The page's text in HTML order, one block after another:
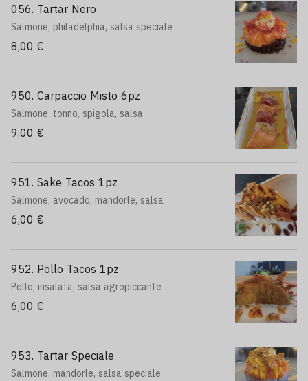
056. Tartar Nero
Salmone, philadelphia, salsa speciale
8,00 €
950. Carpaccio Misto 6pz
Salmone, tonno, spigola, salsa
9,00 €
951. Sake Tacos 1pz
Salmone, avocado, mandorle, salsa
6,00 €
952. Pollo Tacos 1pz
Pollo, insalata, salsa agropiccante
6,00 €
953. Tartar Speciale
Salmone, mandorle, salsa speciale